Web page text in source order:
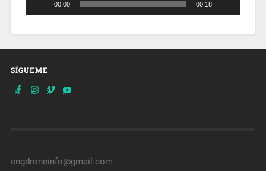
00:00 00:18
SÍGUEME
engdroneinfo@gmail.com